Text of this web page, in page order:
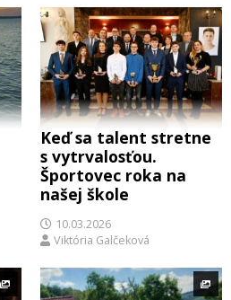
Keď sa talent stretne
s vytrvalosťou.
Športovec roka na
našej škole
10.03.2026
Viktória Galčeková